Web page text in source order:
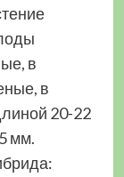
в
в
20-22
мм.